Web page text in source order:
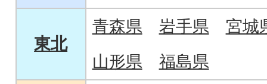
東北
青森県 岩手県
宮城
山形県
福島県